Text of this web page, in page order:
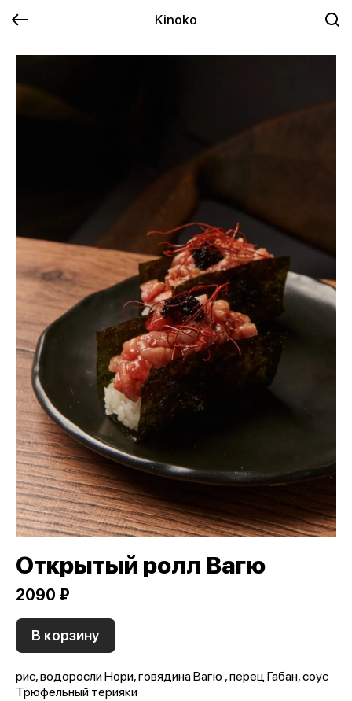
Kinoko
Открытый ролл Вагю
2090 ₽
В корзину
рис, водоросли Нори, говядина Вагю , перец Габан, соус
Трюфельный терияки